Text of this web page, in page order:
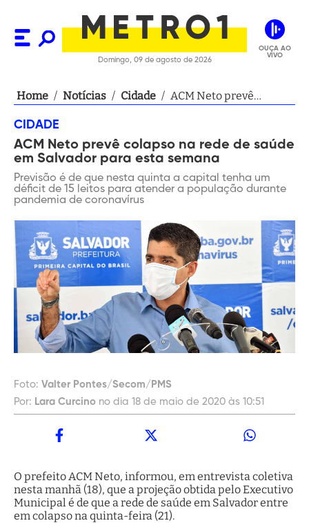
Domingo, 09 de agosto de 2026
OUÇA AO
VIVO
Home / Notícias / Cidade / ACM Neto prevê
para esta semana
CIDADE
ACM Neto prevê colapso na rede de saúde
em Salvador para esta semana
Previsão é de que nesta quinta a capital tenha um
déficit de 15 leitos para atender a população durante
pandemia de coronavírus
Foto: Valter Pontes/Secom/PMS
Por: Lara Curcino no dia 18 de maio de 2020 às 10:51
O prefeito ACM Neto, informou, em entrevista coletiva
nesta manhã (18), que a projeção obtida pelo Executivo
Municipal é de que a rede de saúde em Salvador entre
em colapso na quinta-feira (21).